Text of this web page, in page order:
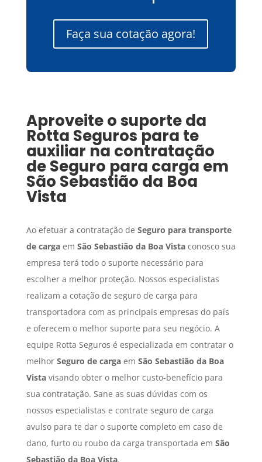
Faça sua cotação agora!
Aproveite o suporte da
Rotta Seguros para te
auxiliar na contratação
deSeguro para carga em
São Sebastião da Boa
Vista
Ao efetuar a contratação de Seguro para transporte
de cargaem São Sebastião da Boa Vistaconosco sua
empresa terá todo o suporte necessário para
escolher a melhor proteção. Nossos especialistas
realizam a cotação de seguro de carga para
transportadora com as principais empresas do país
e oferecem o melhor suporte para seu negócio. A
equipe Rotta Seguros é especializada em contratar o
melhor Seguro de cargaem São Sebastião da Boa
Vistavisando obter o melhor custo-benefício para
sua contratação. Sane as suas dúvidas com os
nossos especialistas e contrate seguro de carga
avulso para te dar o suporte completo em caso de
dano, furto ou roubo da carga transportada em São
Sebastião da Boa Vista.